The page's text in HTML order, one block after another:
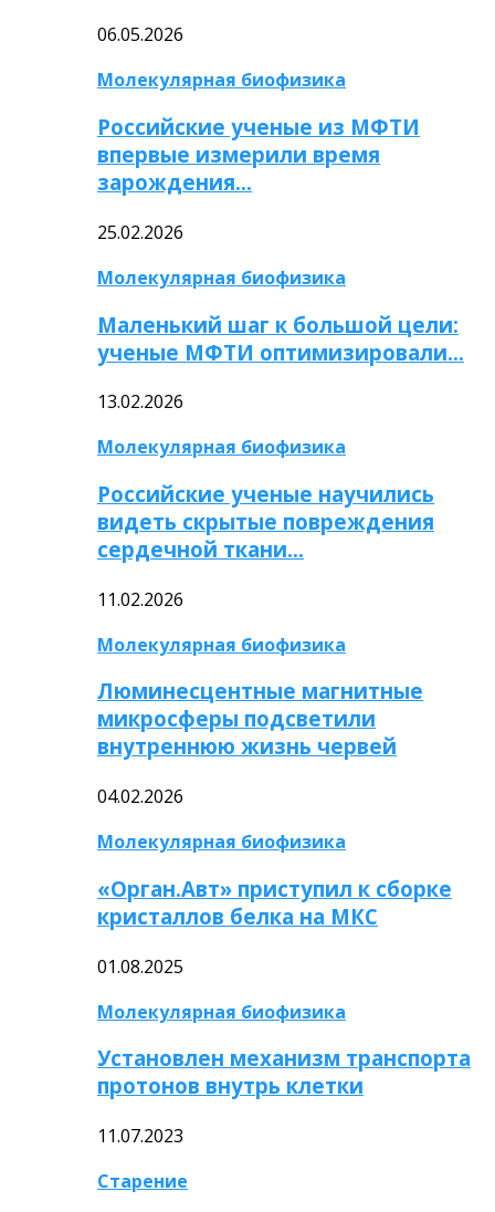
06.05.2026
Молекулярная биофизика
Российские ученые из МФТИ
впервые измерили время
зарождения…
25.02.2026
Молекулярная биофизика
Маленький шаг к большой цели:
ученые МФТИ оптимизировали…
13.02.2026
Молекулярная биофизика
Российские ученые научились
видеть скрытые повреждения
сердечной ткани…
11.02.2026
Молекулярная биофизика
Люминесцентные магнитные
микросферы подсветили
внутреннюю жизнь червей
04.02.2026
Молекулярная биофизика
«Орган.Авт» приступил к сборке
кристаллов белка на МКС
01.08.2025
Молекулярная биофизика
Установлен механизм транспорта
протонов внутрь клетки
11.07.2023
Старение